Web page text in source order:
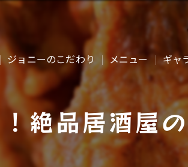
ジョニーのこだわり メニュー ギャ
絶品居酒屋